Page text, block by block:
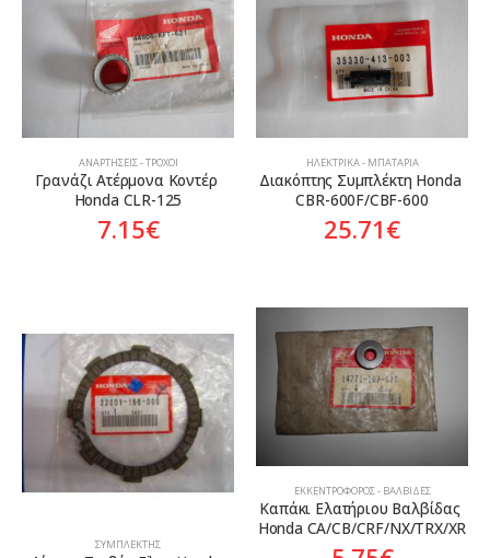
ΑΝΑΡΤΉΣΕΙΣ - ΤΡΟΧΟΊ
Γρανάζι Ατέρμονα Κοντέρ
Honda CLR-125
7.15€
ΗΛΕΚΤΡΙΚΆ - ΜΠΑΤΑΡΊΑ
Διακόπτης Συμπλέκτη Honda
CBR-600F/CBF-600
25.71€
ΣΥΜΠΛΈΚΤΗΣ
ΕΚΚΕΝΤΡΟΦΌΡΟΣ - ΒΑΛΒΊΔΕΣ
Καπάκι Ελατήριου Βαλβίδας
Honda CA/CB/CRF/NX/TRX/XR